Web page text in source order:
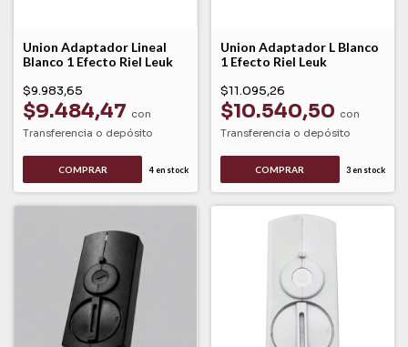
Union Adaptador Lineal
Blanco 1 Efecto Riel Leuk
$9.983,65
$9.484,47 con
Transferencia o depósito
4en stock
Union Adaptador L Blanco
1 Efecto Riel Leuk
$11.095,26
$10.540,50 con
Transferencia o depósito
COMPRAR 3en stock